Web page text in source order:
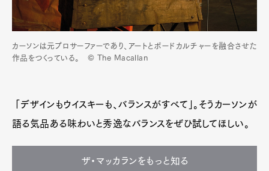
カーソンは元プロサーファーであり、アートとボードカルチャーを融合させた
作品をつくっている。 © The Macallan
「デザインもウイスキーも、バランスがすべて」。そうカーソンが
語る気品ある味わいと秀逸なバランスをぜひ試してほしい。
ザ・マッカランをもっと知る